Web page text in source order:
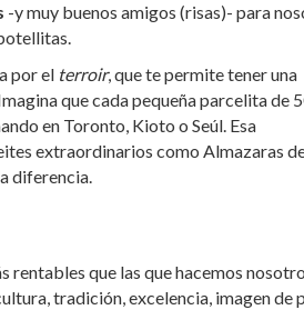
-y muy buenos amigos (risas)- para
por el terroir, que te permite tener una
que cada pequeña parcelita de
en Toronto, Kioto o Seúl. Esa
extraordinarios como Almazaras
diferencia.
rentables que las que hacemos
tradición, excelencia, imagen de